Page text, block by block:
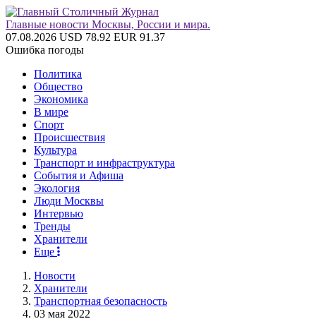
Главные новости Москвы, России и мира.
07.08.2026 USD 78.92 EUR 91.37
Ошибка погоды
Политика
Общество
Экономика
В мире
Спорт
Происшествия
Культура
Транспорт и инфраструктура
События и Афиша
Экология
Люди Москвы
Интервью
Тренды
Хранители
Еще
Новости
Хранители
Транспортная безопасность
03 мая 2022